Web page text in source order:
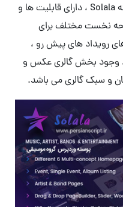
های موسیقی استفاده نمایید. پوسته Solala ، دارای قابلیت ها و
نظیر 6 نوع صفحه نخست مختلف برای
رویداد های پیش رو ،
وجود بخش گالری عکس و